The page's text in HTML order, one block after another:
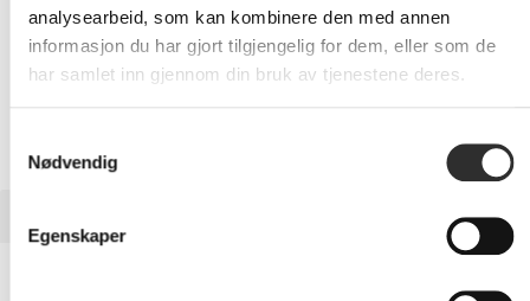
analysearbeid, som kan kombinere den med annen
informasjon du har gjort tilgjengelig for dem, eller som de
har samlet inn gjennom din bruk av tjenestene deres.
Nødvendig
Egenskaper
Nettlager: Ikke på lager (estimert1 dager)